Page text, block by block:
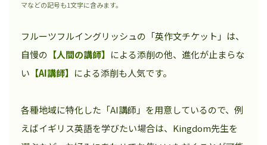
マなどの記号も1文字に含みます。
フルーツフルイングリッシュの「英作文チケット」は、
自慢の 【人間の講師】 による添削の他、進化が止まらな
い 【AI講師】 による添削も人気です。
各種地域に特化した「AI講師」を用意しているので、例
えばイギリス英語を学びたい場合は、Kingdom先生を